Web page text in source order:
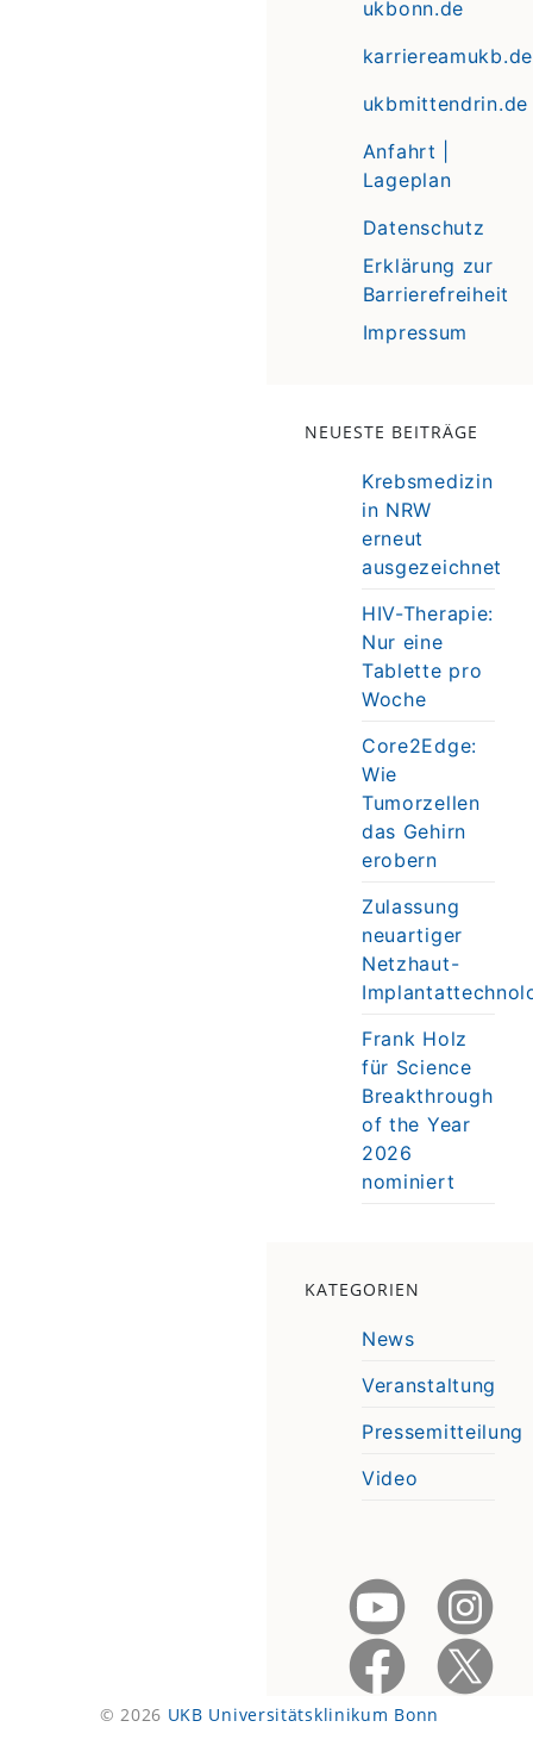
ukbonn.de
karriereamukb.de
ukbmittendrin.de
Anfahrt |
Lageplan
Datenschutz
Erklärung zur
Barrierefreiheit
Impressum
NEUESTE BEITRÄGE
Krebsmedizin
in NRW
erneut
ausgezeichnet
HIV-Therapie:
Nur eine
Tablette pro
Woche
Core2Edge:
Wie
Tumorzellen
das Gehirn
erobern
Zulassung
neuartiger
Netzhaut-
Frank Holz
für Science
Breakthrough
of the Year
2026
nominiert
KATEGORIEN
News
Veranstaltung
Pressemitteilung
Video
© 2026 UKB Universitätsklinikum Bonn